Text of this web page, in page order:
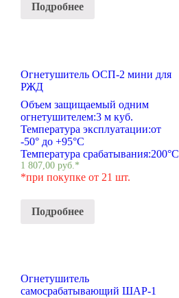
Подробнее
Огнетушитель ОСП-2 мини для
РЖД
Объем защищаемый одним
огнетушителем:3 м куб.
Температура эксплуатации:от
-50° до +95°С
Температура срабатывания:200°С
1 807,00руб. *
*при покупке от 21 шт.
Подробнее
Огнетушитель
самосрабатывающий ШАР-1